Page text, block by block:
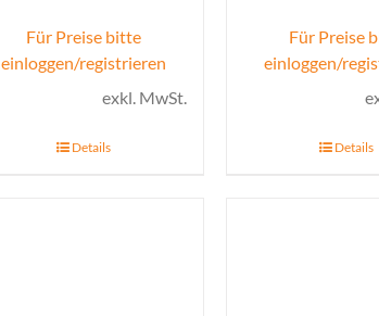
Für Preise bitte
einloggen/registrieren
exkl. MwSt.
Details
Für Preise
einloggen/
Details